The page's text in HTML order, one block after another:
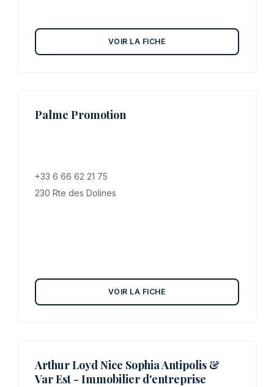
VOIR LA FICHE
Palme Promotion
+33 6 66 62 21 75
230 Rte des Dolines
VOIR LA FICHE
Arthur Loyd Nice Sophia Antipolis &
Var Est - Immobilier d'entreprise